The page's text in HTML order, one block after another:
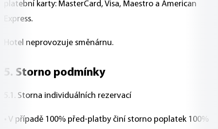
platební karty: MasterCard, Visa, Maestro a American
Express.
Hotel neprovozuje směnárnu.
5. Storno podmínky
5.1. Storna individuálních rezervací
• V případě 100% před-platby činí storno poplatek 100%